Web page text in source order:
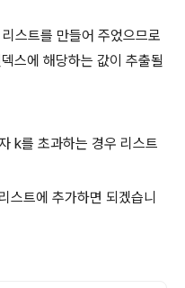
스트를 만들어 주었으므로
스에 해당하는 값이 추출될
k를 초과하는 경우 리스트
스트에 추가하면 되겠습니